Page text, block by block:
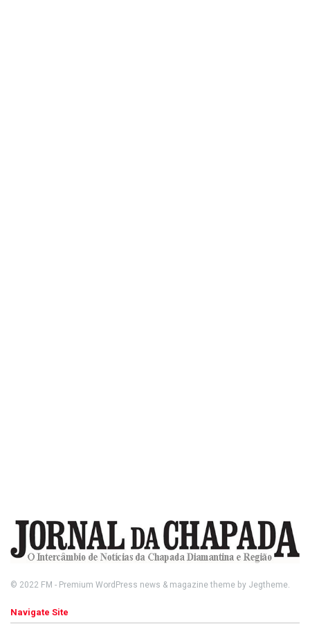
© 2022 FM - Premium WordPress news & magazine theme by Jegtheme.
Navigate Site